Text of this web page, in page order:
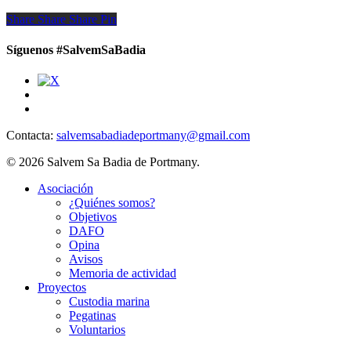
Share
Share Share Share Pin
Síguenos #SalvemSaBadia
Contacta: salvemsabadiadeportmany@gmail.com
© 2026 Salvem Sa Badia de Portmany.
Close
Asociación
¿Quiénes somos?
Objetivos
DAFO
Opina
Avisos
Memoria de actividad
Proyectos
Custodia marina
Pegatinas
Voluntarios